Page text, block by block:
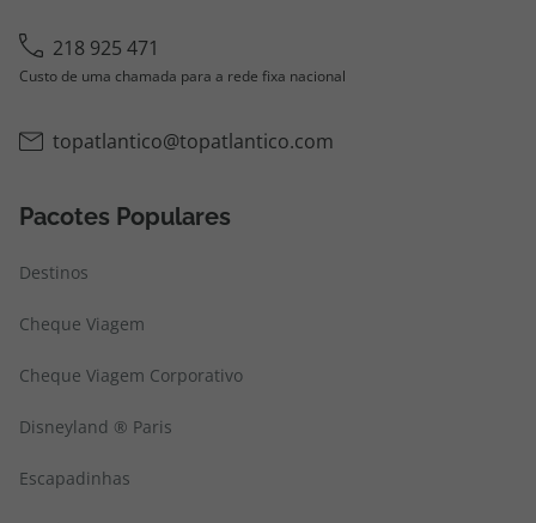
218 925 471
Custo de uma chamada para a rede fixa nacional
topatlantico@topatlantico.com
Pacotes Populares
Destinos
Cheque Viagem
Cheque Viagem Corporativo
Disneyland ® Paris
Escapadinhas